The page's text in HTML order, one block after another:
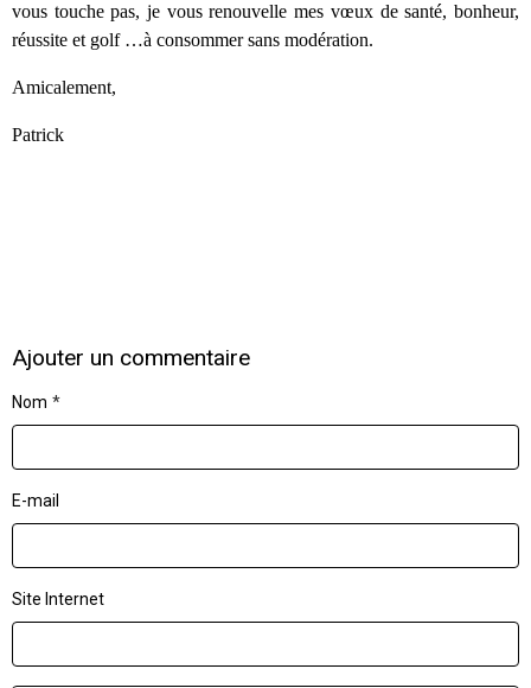
vous touche pas, je vous renouvelle mes vœux de santé, bonheur,
réussite et golf …à consommer sans modération.
Amicalement,
Patrick
Ajouter un commentaire
Nom
E-mail
Site Internet